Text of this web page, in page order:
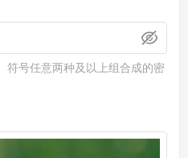
符号任意两种及以上组合成的密